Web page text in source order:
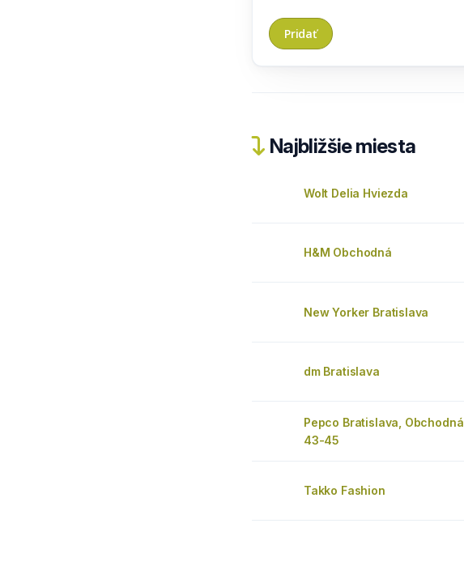
Najbližšie miesta
Wolt Delia Hviezda
H&M Obchodná
New Yorker Bratislava
dm Bratislava
Pepco Bratislava, Obchodná
43-45
Takko Fashion